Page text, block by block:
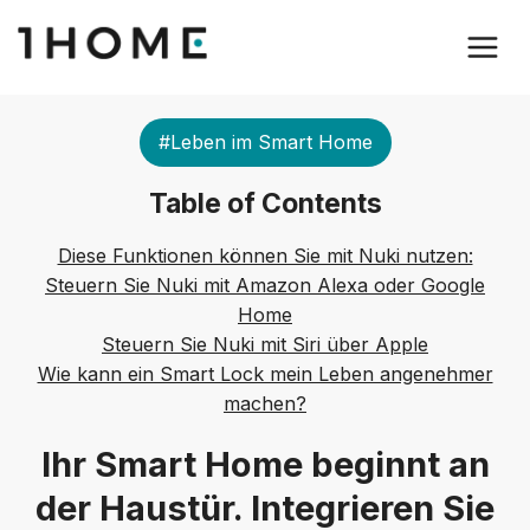
#Leben im Smart Home
Table of Contents
Diese Funktionen können Sie mit Nuki nutzen:
Steuern Sie Nuki mit Amazon Alexa oder Google
Home
Steuern Sie Nuki mit Siri über Apple
Wie kann ein Smart Lock mein Leben angenehmer
machen?
Ihr Smart Home beginnt an
der Haustür. Integrieren Sie